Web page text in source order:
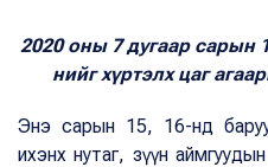
2020 оны 7 дугаар сарын
нийг хүртэлх цаг
Энэ сарын 15, 16-нд
ихэнх нутаг, зүүн